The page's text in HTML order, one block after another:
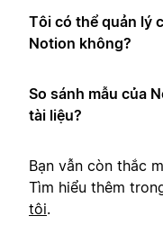
Tôi có thể quản lý
Notion không?
So sánh mẫu của
tài liệu?
Bạn vẫn còn thắc
Tìm hiểu thêm
tôi.